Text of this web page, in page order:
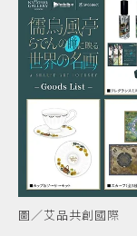
圖／艾品共創國際